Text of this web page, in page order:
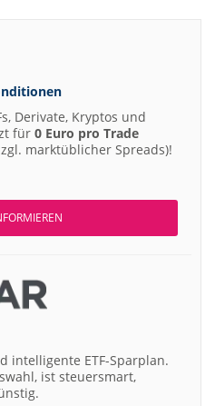
Derivate, Kryptos und
für 0 Euro pro Trade
marktüblicher Spreads)!
intelligente ETF-Sparplan.
ist steuersmart,